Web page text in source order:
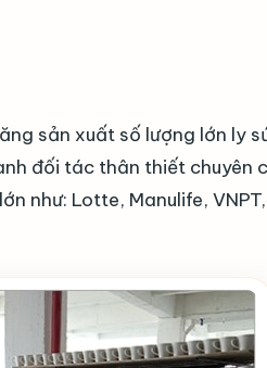
sản xuất số lượng lớn ly
đối tác thân thiết chuyên
như: Lotte, Manulife,